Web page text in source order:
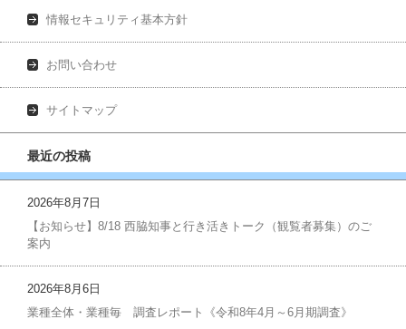
情報セキュリティ基本方針
お問い合わせ
サイトマップ
最近の投稿
2026年8月7日
【お知らせ】8/18 西脇知事と行き活きトーク（観覧者募集）のご
案内
2026年8月6日
業種全体・業種毎 調査レポート《令和8年4月～6月期調査》